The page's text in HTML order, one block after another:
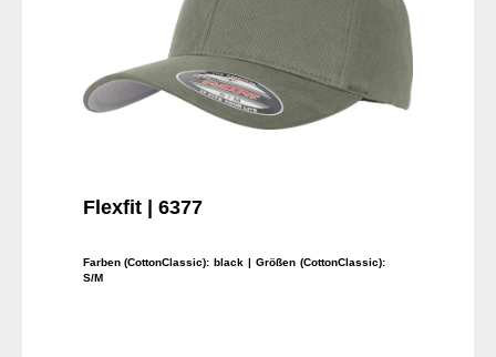
Flexfit | 6377
Farben (CottonClassic): black
| Größen (CottonClassic):
S/M